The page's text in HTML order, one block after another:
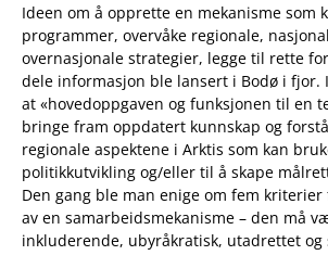
Ideen om å opprette en mekanisme som
programmer, overvåke regionale,
overnasjonale strategier, legge til rette
dele informasjon ble lansert i Bodø i fjor.
at «hovedoppgaven og funksjonen til en
bringe fram oppdatert kunnskap og
regionale aspektene i Arktis som kan
politikkutvikling og/eller til å skape
Den gang ble man enige om fem
av en samarbeidsmekanisme – den må
inkluderende, ubyråkratisk, utadrettet og